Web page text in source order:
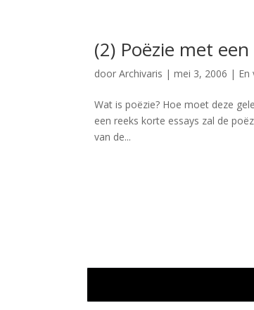
(2) Poëzie met
doorArchivaris |mei 3, 2006 | En
Wat is poëzie? Hoe moet deze
een reeks korte essays zal de
van de...